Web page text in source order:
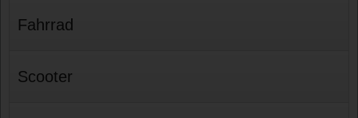
Fahrrad
Scooter